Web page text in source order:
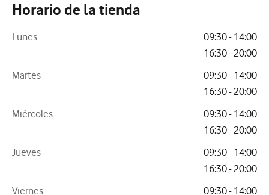
Horario de la tienda
Lunes
09:30 - 14:00
16:30 - 20:00
Martes
09:30 - 14:00
16:30 - 20:00
Miércoles
09:30 - 14:00
16:30 - 20:00
Jueves
09:30 - 14:00
16:30 - 20:00
Viernes
09:30 - 14:00